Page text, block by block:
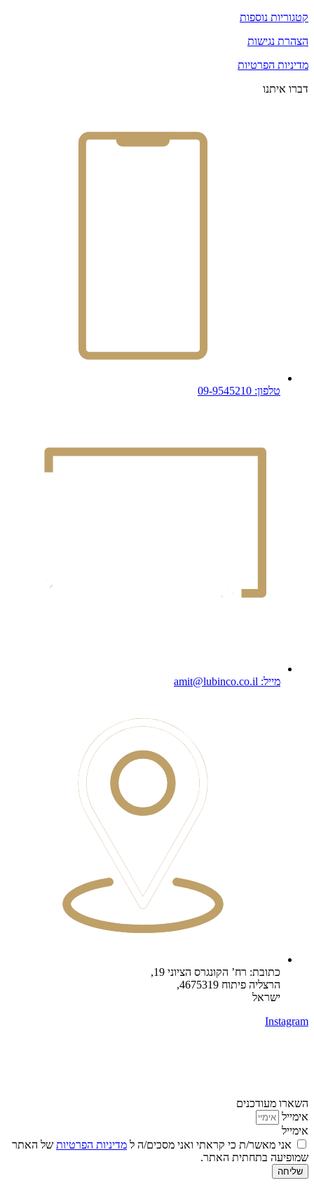
קטגוריות נוספות
הצהרת נגישות
מדיניות הפרטיות
דברו איתנו
טלפון: 09-9545210
מייל: amit@lubinco.co.il
כתובת: רח’ הקונגרס הציוני 19,
הרצליה פיתוח 4675319,
ישראל
Instagram
השארו מעודכנים
אימייל
אימייל
אני מאשר/ת כי קראתי ואני מסכים/ה ל מדיניות הפרטיות של האתר
שמופיעה בתחתית האתר.
שליחה